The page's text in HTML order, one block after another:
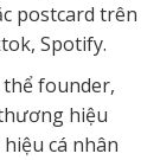
postcard trên
Spotify.
thể founder,
hiệu
cá nhân